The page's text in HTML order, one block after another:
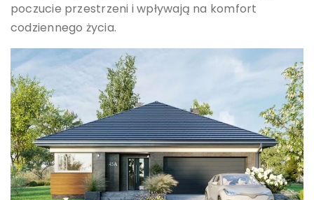
poczucie przestrzeni i wpływają na komfort
codziennego życia.